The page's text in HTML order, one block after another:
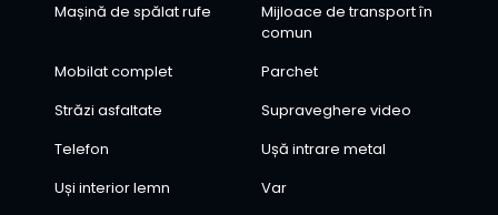
Mașină de spălat rufe
Mijloace de transport în
comun
Mobilat complet
Parchet
Străzi asfaltate
Supraveghere video
Telefon
Ușă intrare metal
Uși interior lemn
Var